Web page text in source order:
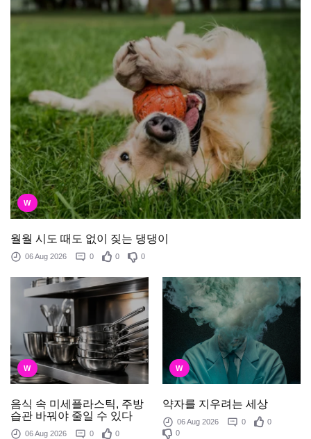
W
월월 시도 때도 없이 짖는 댕댕이
06 Aug 2026 0 0 0
W
음식 속 미세플라스틱, 주방
습관 바꿔야 줄일 수 있다
06 Aug 2026 0
0
W
약자를 지우려는 세상
06 Aug 2026 0
0
0